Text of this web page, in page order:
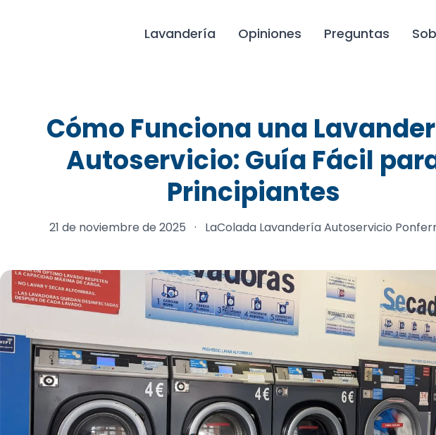
Lavandería Opiniones Preguntas
Cómo Funciona una
Autoservicio: Guía Fácil
Principiantes
21 de noviembre de 2025 · LaColada Lavandería Autoservicio